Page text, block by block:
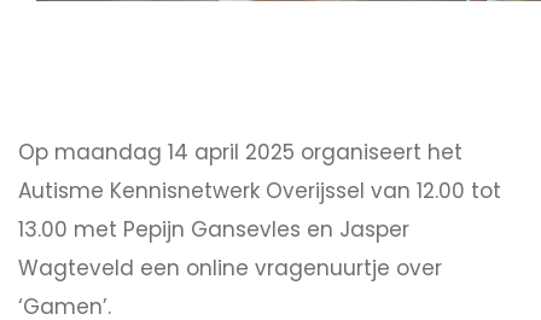
Op maandag 14 april 2025 organiseert het
Autisme Kennisnetwerk Overijssel van 12.00 tot
13.00 met Pepijn Gansevles en Jasper
Wagteveld een online vragenuurtje over
‘Gamen’.